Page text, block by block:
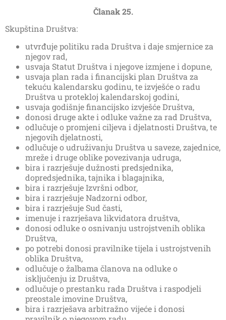
Članak 25.
Skupština Društva:
utvrđuje politiku rada Društva i daje smjernice za
njegov rad,
usvaja Statut Društva i njegove izmjene i dopune,
usvaja plan rada i financijski plan Društva za
tekuću kalendarsku godinu, te izvješće o radu
Društva u protekloj kalendarskoj godini,
usvaja godišnje financijsko izvješće Društva,
donosi druge akte i odluke važne za rad Društva,
odlučuje o promjeni ciljeva i djelatnosti Društva, te
njegovih djelatnosti,
odlučuje o udruživanju Društva u saveze, zajednice,
mreže i druge oblike povezivanja udruga,
bira i razrješuje dužnosti predsjednika,
dopredsjednika, tajnika i blagajnika,
bira i razrješuje Izvršni odbor,
bira i razrješuje Nadzorni odbor,
bira i razrješuje Sud časti,
imenuje i razrješava likvidatora društva,
donosi odluke o osnivanju ustrojstvenih oblika
Društva,
po potrebi donosi pravilnike tijela i ustrojstvenih
oblika Društva,
odlučuje o žalbama članova na odluke o
isključenju iz Društva,
odlučuje o prestanku rada Društva i raspodjeli
preostale imovine Društva,
bira i razrješava arbitražno vijeće i donosi